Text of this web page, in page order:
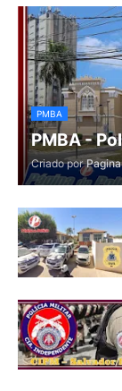
PMBA
PMBA -
Criado por